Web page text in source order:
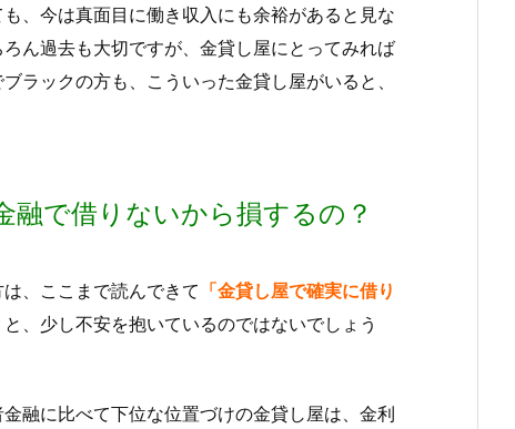
、今は真面目に働き収入にも余裕があると見な
ん過去も大切ですが、金貸し屋にとってみれば
ラックの方も、こういった金貸し屋がいると、
融で借りないから損するの？
、ここまで読んできて 「金貸し屋で確実に借り
と、少し不安を抱いているのではないでしょう
融に比べて下位な位置づけの金貸し屋は、金利